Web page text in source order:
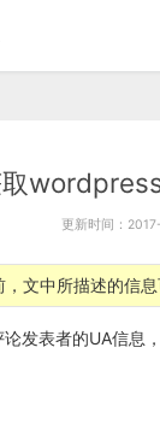
更新时间：
文中所描述的信息
发表者的UA信息